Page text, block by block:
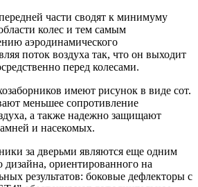
части сводят к минимуму
колес и тем самым
аэродинамического
поток воздуха так, что он выходит
перед колесами.
имеют рисунок в виде сот.
меньшее сопротивление
а также надежно защищают
и насекомых.
за дверьми являются еще одним
дизайна, ориентированного на
результатов: боковые дефлекторы с